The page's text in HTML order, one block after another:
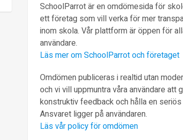
SchoolParrot är en omdömesida för
ett företag som vill verka för mer
inom skola. Vår plattform är öppen för
användare.
Läs mer om SchoolParrot och företaget
Omdömen publiceras i realtid utan
och vi vill uppmuntra våra användare att
konstruktiv feedback och hålla en seriös
Ansvaret ligger på användaren.
Läs vår policy för omdömen